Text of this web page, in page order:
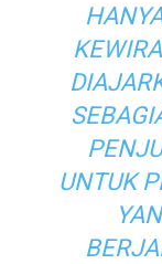
UNTUK